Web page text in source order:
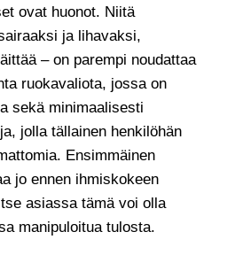
ovat huonot. Niitä
ja lihavaksi,
– on parempi noudattaa
ruokavaliota, jossa on
sekä minimaalisesti
jolla tällainen henkilöhän
Ensimmäinen
jo ennen ihmiskokeen
asiassa tämä voi olla
manipuloitua tulosta.